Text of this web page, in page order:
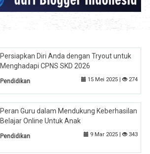
Persiapkan Diri Anda dengan Tryout untuk
Menghadapi CPNS SKD 2026
Pendidikan 15 Mei 2025 | 274
Peran Guru dalam Mendukung Keberhasilan
Belajar Online Untuk Anak
Pendidikan 9 Mar 2025 | 343